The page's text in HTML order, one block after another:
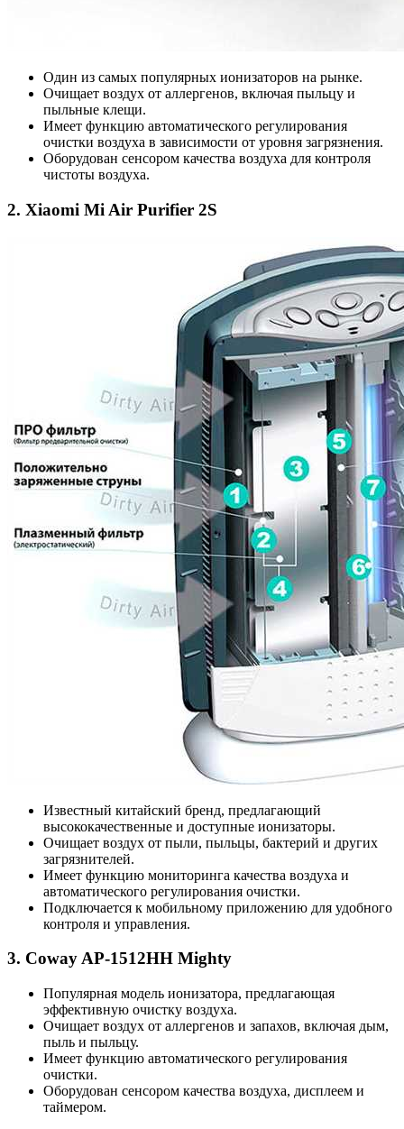
Один из самых популярных ионизаторов на рынке.
Очищает воздух от аллергенов, включая пыльцу и
пыльные клещи.
Имеет функцию автоматического регулирования
очистки воздуха в зависимости от уровня загрязнения.
Оборудован сенсором качества воздуха для контроля
чистоты воздуха.
2. Xiaomi Mi Air Purifier 2S
Известный китайский бренд, предлагающий
высококачественные и доступные ионизаторы.
Очищает воздух от пыли, пыльцы, бактерий и других
загрязнителей.
Имеет функцию мониторинга качества воздуха и
автоматического регулирования очистки.
Подключается к мобильному приложению для удобного
контроля и управления.
3. Coway AP-1512HH Mighty
Популярная модель ионизатора, предлагающая
эффективную очистку воздуха.
Очищает воздух от аллергенов и запахов, включая дым,
пыль и пыльцу.
Имеет функцию автоматического регулирования
очистки.
Оборудован сенсором качества воздуха, дисплеем и
таймером.